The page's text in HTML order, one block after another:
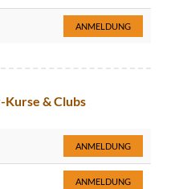
ANMELDUNG
Kurse & Clubs
ANMELDUNG
ANMELDUNG